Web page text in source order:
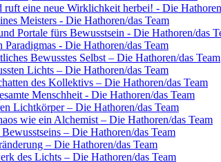
eine neue Wirklichkeit herbei! - Die
Meisters - Die Hathoren/das Team
Portale fürs Bewusstsein - Die Hathoren/das
Paradigmas - Die Hathoren/das Team
Bewusstes Selbst – Die Hathoren/das Team
Lichts – Die Hathoren/das Team
des Kollektivs – Die Hathoren/das Team
Menschheit - Die Hathoren/das Team
Lichtkörper – Die Hathoren/das Team
wie ein Alchemist – Die Hathoren/das Team
– Die Hathoren/das Team
– Die Hathoren/das Team
des Lichts – Die Hathoren/das Team